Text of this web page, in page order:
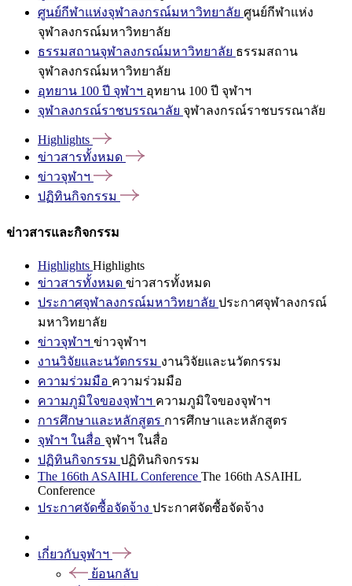
ศูนย์กีฬาแห่งจุฬาลงกรณ์มหาวิทยาลัย ศูนย์กีฬาแห่ง
จุฬาลงกรณ์มหาวิทยาลัย
ธรรมสถานจุฬาลงกรณ์มหาวิทยาลัย ธรรมสถาน
จุฬาลงกรณ์มหาวิทยาลัย
อุทยาน 100 ปี จุฬาฯ อุทยาน 100 ปี จุฬาฯ
จุฬาลงกรณ์ราชบรรณาลัย จุฬาลงกรณ์ราชบรรณาลัย
Highlights
ข่าวสารทั้งหมด
ข่าวจุฬาฯ
ปฏิทินกิจกรรม
ข่าวสารและกิจกรรม
Highlights Highlights
ข่าวสารทั้งหมด ข่าวสารทั้งหมด
ประกาศจุฬาลงกรณ์มหาวิทยาลัย ประกาศจุฬาลงกรณ์
มหาวิทยาลัย
ข่าวจุฬาฯ ข่าวจุฬาฯ
งานวิจัยและนวัตกรรม งานวิจัยและนวัตกรรม
ความร่วมมือ ความร่วมมือ
ความภูมิใจของจุฬาฯ ความภูมิใจของจุฬาฯ
การศึกษาและหลักสูตร การศึกษาและหลักสูตร
จุฬาฯ ในสื่อ จุฬาฯ ในสื่อ
ปฏิทินกิจกรรม ปฏิทินกิจกรรม
The 166th ASAIHL Conference The 166th ASAIHL
Conference
ประกาศจัดซื้อจัดจ้าง ประกาศจัดซื้อจัดจ้าง
เกี่ยวกับจุฬาฯ
ย้อนกลับ